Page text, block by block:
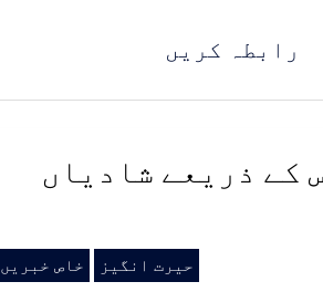
رابطہ کریں
کے ذریعے شادیاں
حیرت انگیز خاص خبریں